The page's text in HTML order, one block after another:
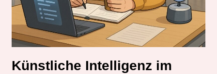
Künstliche Intelligenz im